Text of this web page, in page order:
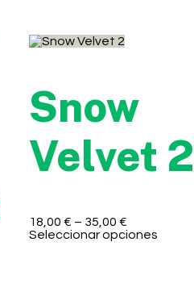
Snow
Velvet 2
18,00 € – 35,00 €
Seleccionar opciones